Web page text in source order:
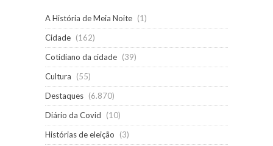
A História de Meia Noite (1)
Cidade (162)
Cotidiano da cidade (39)
Cultura
(55)
Destaques (6.870)
Diário da Covid
(10)
Histórias de eleição
(3)